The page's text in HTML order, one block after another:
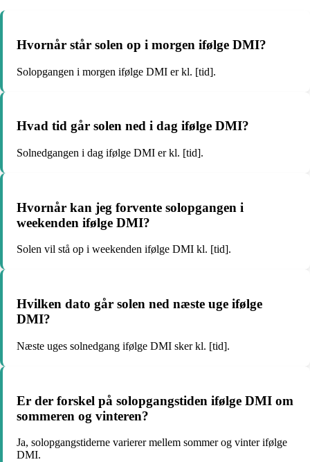
Hvornår står solen op i morgen ifølge DMI?
Solopgangen i morgen ifølge DMI er kl. [tid].
Hvad tid går solen ned i dag ifølge DMI?
Solnedgangen i dag ifølge DMI er kl. [tid].
Hvornår kan jeg forvente solopgangen i
weekenden ifølge DMI?
Solen vil stå op i weekenden ifølge DMI kl. [tid].
Hvilken dato går solen ned næste uge ifølge
DMI?
Næste uges solnedgang ifølge DMI sker kl. [tid].
Er der forskel på solopgangstiden ifølge DMI om
sommeren og vinteren?
Ja, solopgangstiderne varierer mellem sommer og vinter ifølge
DMI.